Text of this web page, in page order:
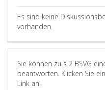
Es sind keine
vorhanden.
Sie können zu § 2 BSVG
beantworten. Klicken Sie
Link an!